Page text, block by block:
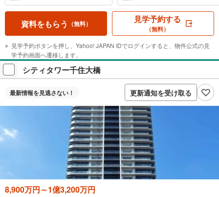
資料をもらう （無料） 見学予約する
（無料）
見学予約ボタンを押し、Yahoo! JAPAN IDでログインすると、物件公式の見
学予約画面へ遷移します。
シティタワー千住大橋
最新情報を見逃さない！ 更新通知を受け取る
8,900万円～1億3,200万円